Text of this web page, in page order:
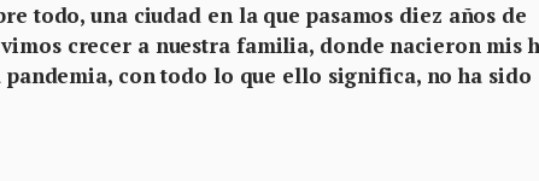
todo, una ciudad en la que pasamos diez años de
crecer a nuestra familia, donde nacieron mis
con todo lo que ello significa, no ha sido